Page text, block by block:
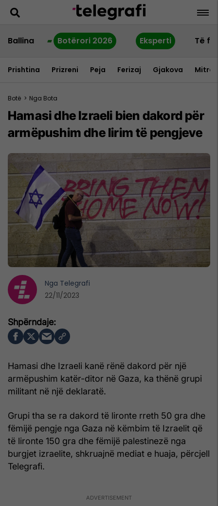
Ballina Botërori 2026 Eksperti Të
Prishtina Prizreni Peja Ferizaj Gjakova
Botë > Nga Bota
Hamasi dhe Izraeli bien dakord për
armëpushim dhe lirim të pengjeve
Hamasi dhe Izraeli kanë rënë dakord për një
armëpushim katër-ditor në Gaza, ka thënë grupi
militant në një deklaratë.
Grupi tha se ra dakord të lironte rreth 50 gra dhe
fëmijë pengje nga Gaza në këmbim të Izraelit që
të lironte 150 gra dhe fëmijë palestinezë nga
burgjet izraelite, shkruajnë mediat e huaja, përcjell
Telegrafi.
Nga Telegrafi
22/11/2023